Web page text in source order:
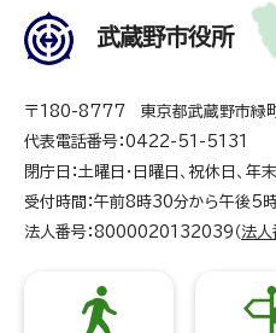
武蔵野市役所
〒180-8777 東京都武蔵野市緑
代表電話番号：0422-51-5131
閉庁日：土曜日・日曜日、祝休日、
受付時間：午前8時30分から午後5
法人番号：8000020132039（ 法人